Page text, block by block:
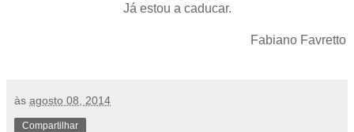
Já estou a caducar.
Fabiano Favretto
às agosto 08, 2014
Compartilhar